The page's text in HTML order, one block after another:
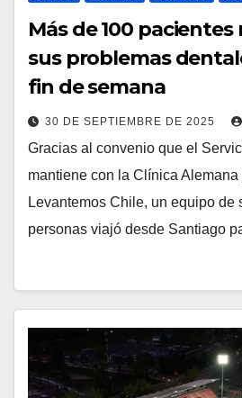
Más de 100
sus problemas
fin de semana
30 DE SEPTIEMBRE DE 2025
Gracias al convenio que el
mantiene con la Clínica
Levantemos Chile, un equipo de
personas viajó desde Santiago